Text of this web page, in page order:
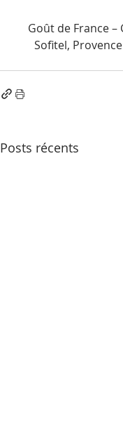
Goût de France –
Sofitel,
Posts récents